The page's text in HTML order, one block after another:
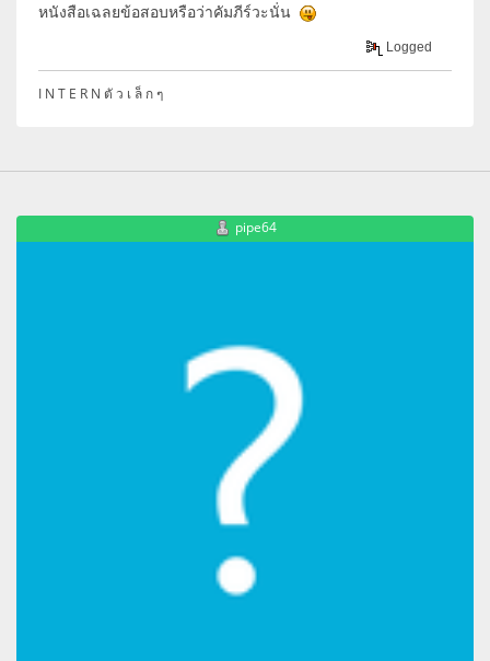
หนังสือเฉลยข้อสอบหรือว่าคัมภีร์วะนั่น
Logged
I N T E R N ตั ว เ ล็ ก ๆ
pipe64